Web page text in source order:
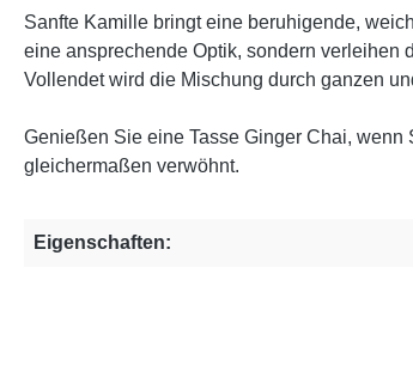
Sanfte Kamille bringt eine beruhigende,
eine ansprechende Optik, sondern verleihen
Vollendet wird die Mischung durch ganzen
Genießen Sie eine Tasse Ginger Chai,
gleichermaßen verwöhnt.
Eigenschaften: